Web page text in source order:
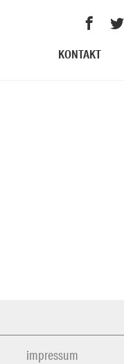
KONTAKT
impressum